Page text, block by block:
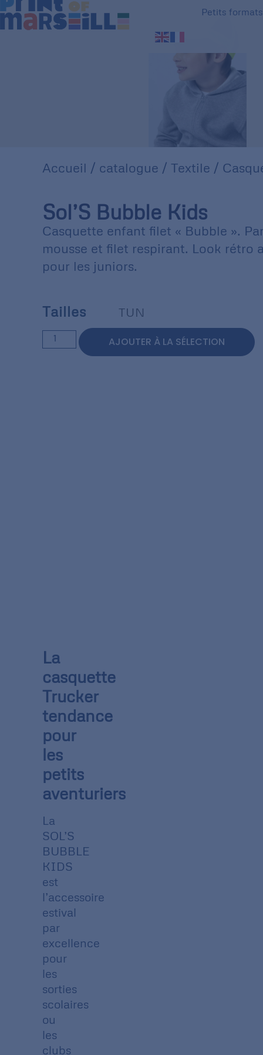
Petits formats
Accueil / catalogue / Textile /
Sol’S Bubble Kids
Casquette enfant filet « Bubble ».
mousse et filet respirant. Look rétro
pour les juniors.
Tailles TUN
AJOUTER À LA SÉLECTION
La
casquette
Trucker
tendance
pour
les
petits
aventuriers
La
SOL’S
BUBBLE
KIDS
est
l’accessoire
estival
par
excellence
pour
les
sorties
scolaires
ou
les
clubs